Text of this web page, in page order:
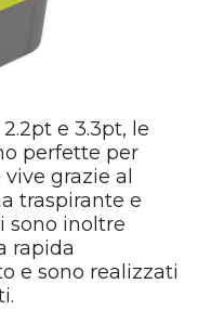
e 3.3pt, le
perfette per
grazie al
traspirante e
sono inoltre
rapida
e sono realizzati